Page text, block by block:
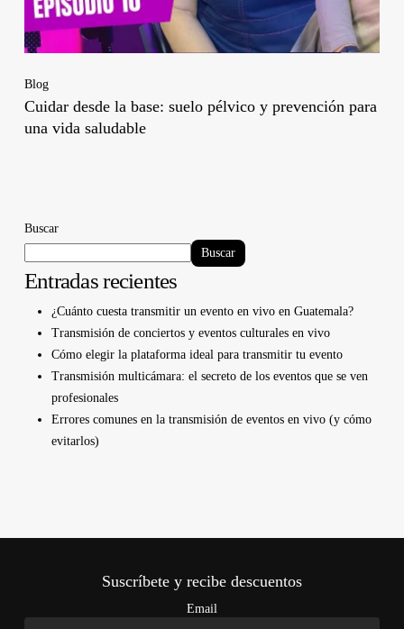
Blog
Cuidar desde la base: suelo pélvico y prevención para
una vida saludable
Buscar
Buscar
Entradas recientes
¿Cuánto cuesta transmitir un evento en vivo en Guatemala?
Transmisión de conciertos y eventos culturales en vivo
Cómo elegir la plataforma ideal para transmitir tu evento
Transmisión multicámara: el secreto de los eventos que se ven
profesionales
Errores comunes en la transmisión de eventos en vivo (y cómo
evitarlos)
Suscríbete y recibe descuentos
Email